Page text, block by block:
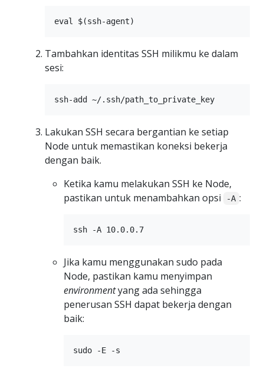
Tambahkan identitas SSH milikmu ke dalam
sesi:
Lakukan SSH secara bergantian ke setiap
Node untuk memastikan koneksi bekerja
dengan baik.
Ketika kamu melakukan SSH ke Node,
pastikan untuk menambahkan opsi
-A :
Jika kamu menggunakan sudo pada
Node, pastikan kamu menyimpan
environmentyang ada sehingga
penerusan SSH dapat bekerja dengan
baik: